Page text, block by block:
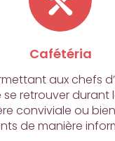
Cafétéria
aux chefs
se retrouver
conviviale ou
de manière